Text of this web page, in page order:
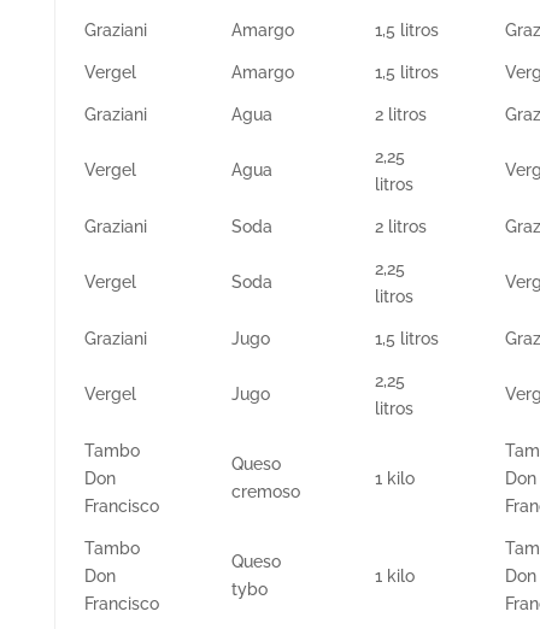
Graziani Amargo 1,5 litros
Vergel Amargo 1,5 litros
Graziani Agua 2 litros
Vergel Agua
2,25
litros
Graziani Soda 2 litros
Vergel Soda
2,25
litros
Graziani Jugo 1,5 litros
Vergel Jugo
2,25
litros
Tambo
Don
Francisco
Queso
cremoso
1 kilo
Don
Tambo
Don
Francisco
Queso
tybo
1 kilo
Don